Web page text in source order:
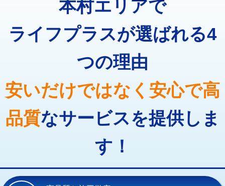
コンクリート斫り（厚さ10㎝超え） 38,500円
モルタル補修（厚さ10㎝まで） 27,500円
16,500円
廃棄・処分 現場見積
8,800円
止水・漏水調査・防水処理・清掃・修
11,000円
止水・漏水調査・防水処理・清掃・修
22,000円
止水・漏水調査・防水処理・清掃・修
理・調整・分解・加工など（重作業）
33,000円
その他部品の脱着 8,800円～
交換・取付(単水栓（壁付・デッキ
式）)
13,200円+材料費
本村エリアで
ライフプラスが選ばれる4
つの理由
安いだけではなく安心で高
品質なサービスを提供しま
す！